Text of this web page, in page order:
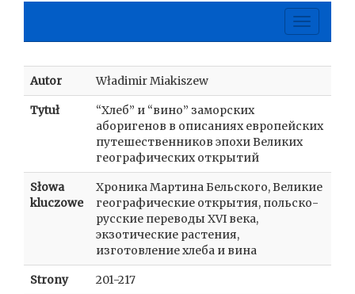
Toggle
Autor Władimir Miakiszew
Tytuł
“Хлеб” и “вино” заморских
аборигенов в описаниях европейских
путешественников эпохи Великих
географических открытий
Słowa
kluczowe
Хроника Мартина Бельского, Великие
географические открытия, польско-
русские переводы XVI века,
экзотические растения,
изготовление хлеба и вина
Strony 201-217